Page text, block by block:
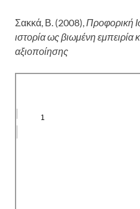
Σακκά, Β. (2008), Προφορική
ιστορία ως βιωμένη εμπειρία
αξιοποίησης